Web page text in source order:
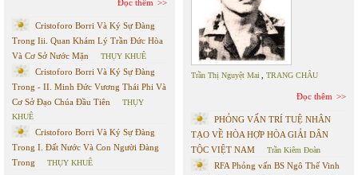
Đọc thêm
Cristoforo Borri Và Ký Sự Đàng
Trong Iii. Quan Khám Lý Trần Đức Hòa
Và Cơ Sở Nước Mặn
THỤY KHUÊ
Cristoforo Borri Và Ký Sự Đàng
Trong - II. Minh Đức Vương Thái Phi Và
Cơ Sở Đạo Chúa Đầu Tiên
THỤY
KHUÊ
Cristoforo Borri Và Ký Sự Đàng
Trong I. Đất Nước Và Con Người Đàng
Trong
THỤY KHUÊ
Trần Thị Nguyệt Mai, TRANG CHÂU
Đọc thêm
PHỎNG VẤN TRÍ TUỆ NHÂN
TẠO VỀ HÒA HỢP HÒA GIẢI DÂN
TỘC VIỆT NAM
Trần Kiêm Đoàn
RFA Phỏng vấn BS Ngô Thế Vinh